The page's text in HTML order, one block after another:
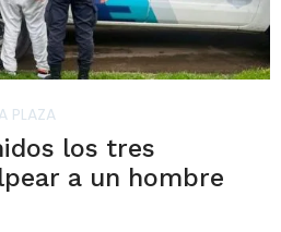
PLAZA
los tres
a un hombre